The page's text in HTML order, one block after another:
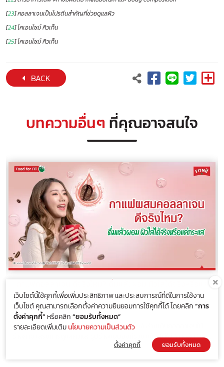
[23] คอลลาเจนเป็นโปรตีนสำคัญที่ช่วยดูแลผิว
[24] โคเอนไซม์ คิวเท็น
[25] โคเอนไซม์ คิวเท็น
BACK
บทความอื่นๆ ที่คุณอาจสนใจ
กระแส
FOOD FOR FIT 02 มิถุนายน 2569 605
กาแฟผสมคอลลาเจน ดื่มง่าย เข้ากับไลฟ์สไตล์ ช่วยเติมคอลลาเจนให้
ร่างกาย เสริมการดูแลผิวและรูปร่างแบบองค์รวม แม้จะไม่ใช่ “ทางลัด” ของ
การลดน้ำหนัก แต่ถือเป็นตัวช่วยที่ทำให้การดูแลตัวเอง “ง่ายและต่อเนื่อง
เว็บไซต์นี้ใช้คุกกี้เพื่อเพิ่มประสิทธิภาพ และประสบการณ์ที่ดีในการใช้งาน
เว็บไซต์ คุณสามารถเลือกตั้งค่าความยินยอมการใช้คุกกี้ได้ โดยคลิก“การ
ตั้งค่าคุกกี้” หรือคลิก“ยอมรับทั้งหมด”
รายละเอียดเพิ่มเติมนโยบายความเป็นส่วนตัว
ตั้งค่าคุกกี้ ยอมรับทั้งหมด